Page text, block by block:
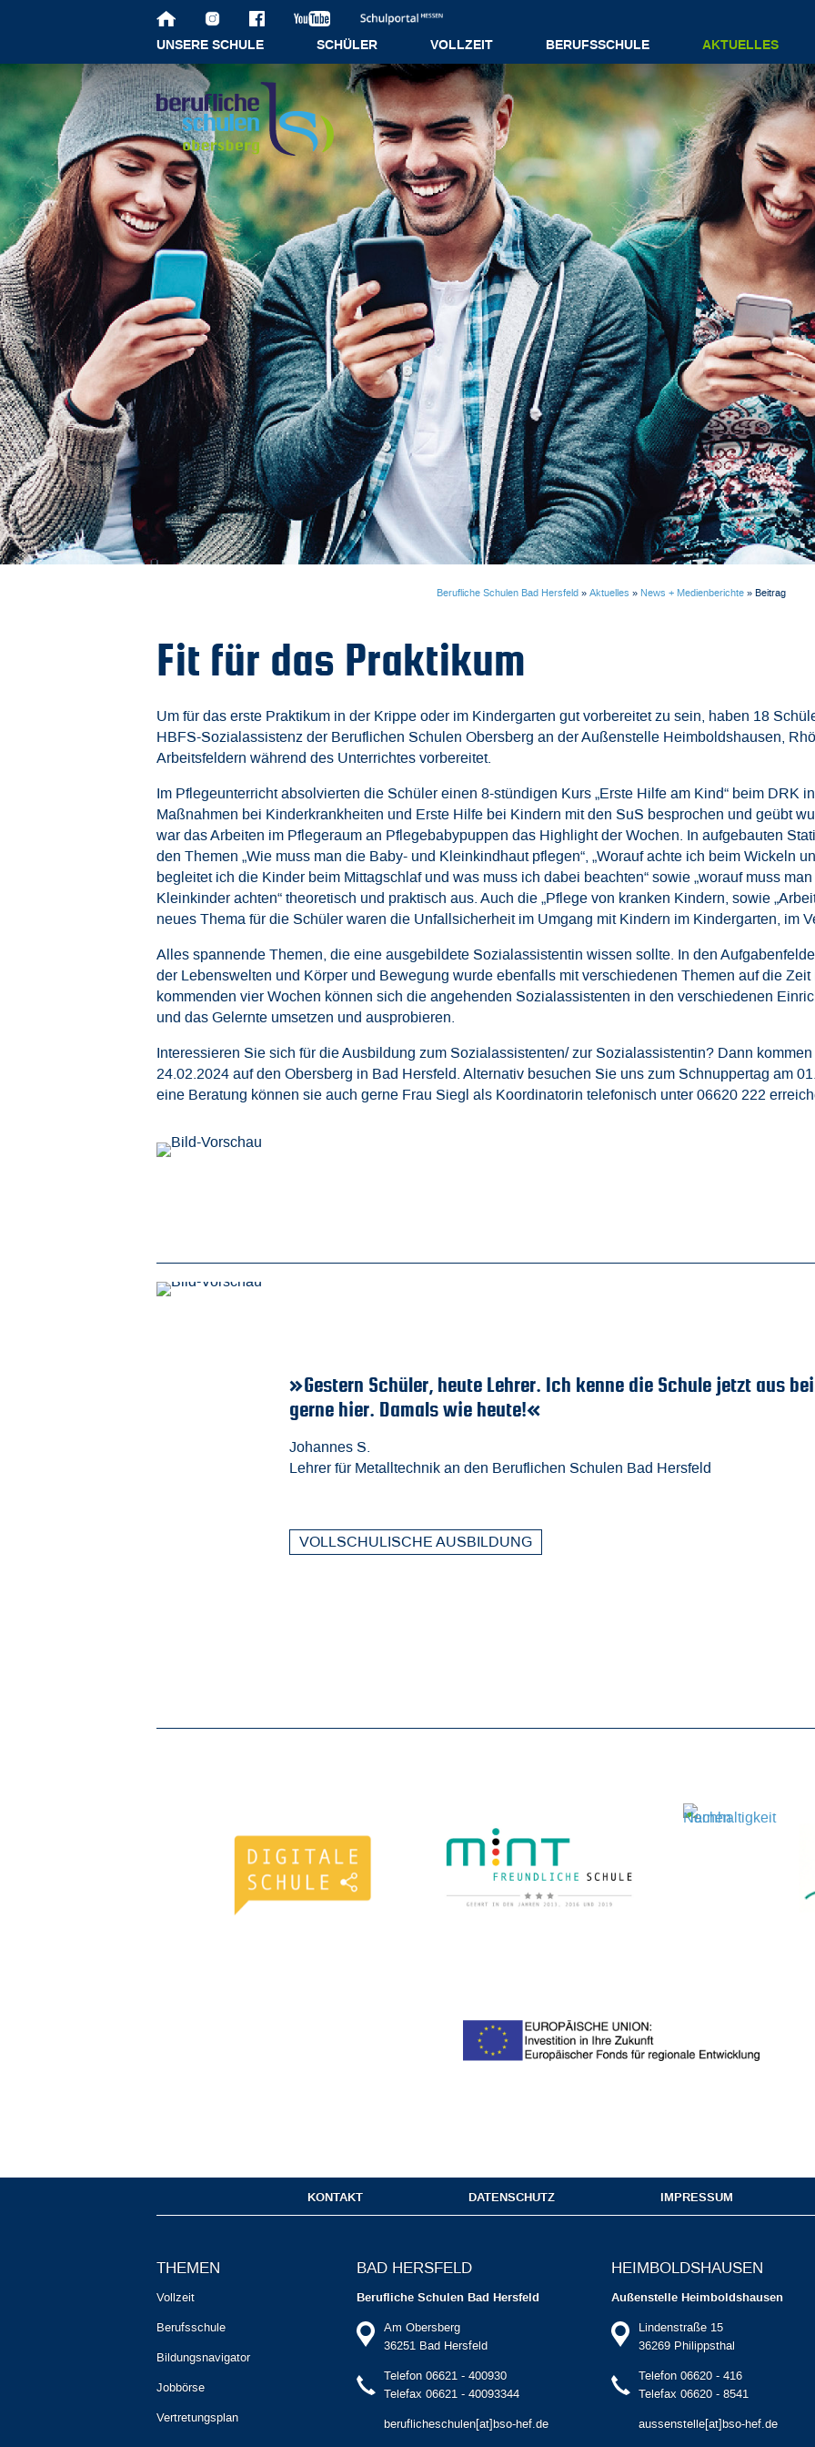
UNSERE SCHULE SCHÜLER VOLLZEIT BERUFSSCHULE AKTUELLES
Berufliche Schulen Bad Hersfeld » Aktuelles » News + Medienberichte » Beitrag
Fit für das Praktikum
Um für das erste Praktikum in der Krippe oder im Kindergarten gut vorbereitet zu sein, haben 18
HBFS-Sozialassistenz der Beruflichen Schulen Obersberg an der Außenstelle Heimboldshausen,
Arbeitsfeldern während des Unterrichtes vorbereitet.
Im Pflegeunterricht absolvierten die Schüler einen 8-stündigen Kurs „Erste Hilfe am Kind“ beim DRK
Maßnahmen bei Kinderkrankheiten und Erste Hilfe bei Kindern mit den SuS besprochen und geübt
war das Arbeiten im Pflegeraum an Pflegebabypuppen das Highlight der Wochen. In aufgebauten
den Themen „Wie muss man die Baby- und Kleinkindhaut pflegen“, „Worauf achte ich beim Wickeln
begleitet ich die Kinder beim Mittagschlaf und was muss ich dabei beachten“ sowie „worauf muss
Kleinkinder achten“ theoretisch und praktisch aus. Auch die „Pflege von kranken Kindern, sowie
neues Thema für die Schüler waren die Unfallsicherheit im Umgang mit Kindern im Kindergarten, im
Alles spannende Themen, die eine ausgebildete Sozialassistentin wissen sollte. In den
der Lebenswelten und Körper und Bewegung wurde ebenfalls mit verschiedenen Themen auf die
kommenden vier Wochen können sich die angehenden Sozialassistenten in den verschiedenen
und das Gelernte umsetzen und ausprobieren.
Interessieren Sie sich für die Ausbildung zum Sozialassistenten/ zur Sozialassistentin? Dann kommen
24.02.2024 auf den Obersberg in Bad Hersfeld. Alternativ besuchen Sie uns zum Schnuppertag am
eine Beratung können sie auch gerne Frau Siegl als Koordinatorin telefonisch unter 06620 222
»Gestern Schüler, heute Lehrer. Ich kenne die Schule jetzt aus beiden
gerne hier. Damals wie heute!«
Johannes S.
Lehrer für Metalltechnik an den Beruflichen Schulen Bad Hersfeld
VOLLSCHULISCHE AUSBILDUNG
KONTAKT DATENSCHUTZ IMPRESSUM
THEMEN
Vollzeit
Berufsschule
Bildungsnavigator
Jobbörse
Vertretungsplan
BAD HERSFELD
Berufliche Schulen Bad Hersfeld
Am Obersberg
36251 Bad Hersfeld
Telefon 06621 - 400930
Telefax 06621 - 40093344
beruflicheschulen[at]bso-hef.de
HEIMBOLDS­HAUSEN
Außenstelle Heimboldshausen
Lindenstraße 15
36269 Philippsthal
Telefon 06620 - 416
Telefax 06620 - 8541
aussenstelle[at]bso-hef.de